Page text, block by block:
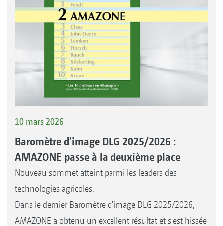
10 mars 2026
Baromètre d’image DLG 2025/2026 :
AMAZONE passe à la deuxième place
Nouveau sommet atteint parmi les leaders des
technologies agricoles.
Dans le dernier Baromètre d'image DLG 2025/2026,
AMAZONE a obtenu un excellent résultat et s'est hissée